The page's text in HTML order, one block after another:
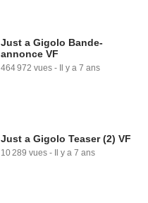
Just a Gigolo Bande-
annonce VF
464 972 vues - Il y a 7 ans
Just a Gigolo Teaser (2) VF
10 289 vues - Il y a 7 ans